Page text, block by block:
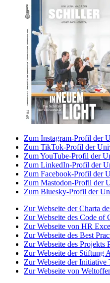
Zum Instagram-Profil der
Zum TikTok-Profil der
Zum YouTube-Profil der
Zum LinkedIn-Profil der
Zum Facebook-Profil der
Zum Mastodon-Profil der
Zum Bluesky-Profil der
Zur Webseite der Charta
Zur Webseite des Code of
Zur Webseite von HR
Zur Webseite des Best
Zur Webseite des Projekts
Zur Webseite der Stiftung
Zur Webseite der
Zur Webseite von